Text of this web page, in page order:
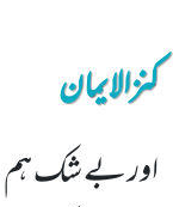
کنزالایمان
اور بے شک ہم